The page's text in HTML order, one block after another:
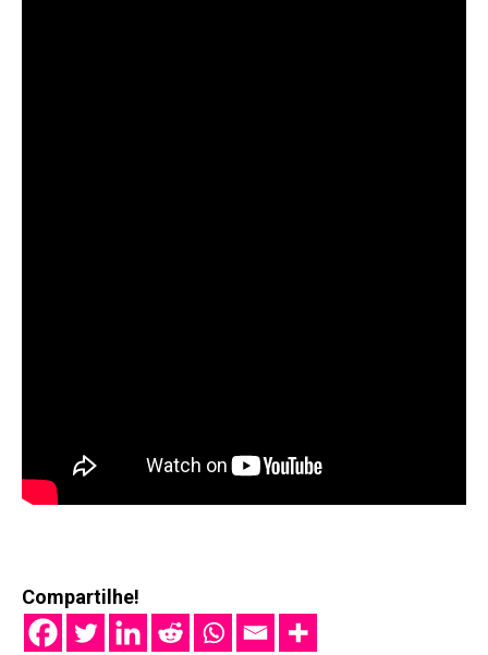
Compartilhe!